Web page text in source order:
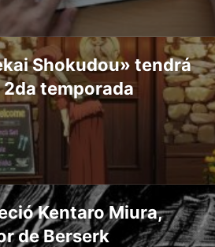
Shokudou» tendrá
2da temporada
Kentaro Miura,
de Berserk